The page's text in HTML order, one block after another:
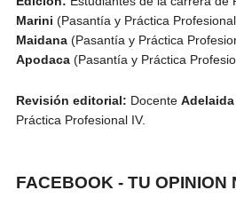
Marini (Pasantía y Práctica
Maidana(Pasantía y Práctica
Apodaca(Pasantía y Práctica
Revisión editorial: Docente
Práctica Profesional IV.
FACEBOOK - TU OPINION